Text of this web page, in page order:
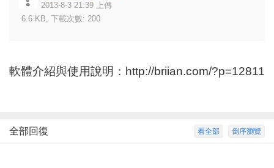
2013-8-3 21:39 上傳
6.6 KB, 下載次數: 200
軟體介紹與使用說明： http://briian.com/?p=12811
倒序瀏覽
看全部
全部回復